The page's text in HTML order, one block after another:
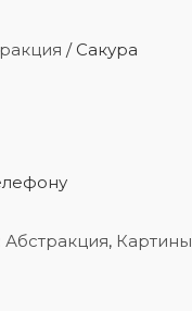
/ Сакура
Абстракция, Картины